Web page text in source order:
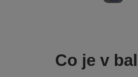
Co je v